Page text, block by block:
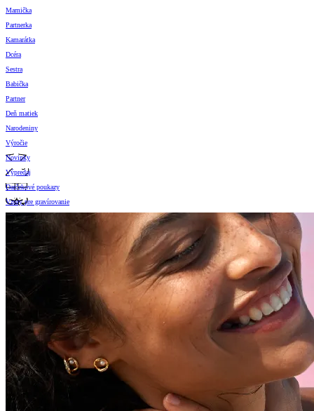
Mamička
Partnerka
Kamarátka
Dcéra
Sestra
Babička
Partner
Deň matiek
Narodeniny
Výročie
Novinky
Výpredaj
Darčekové poukazy
Vzory pre gravírovanie